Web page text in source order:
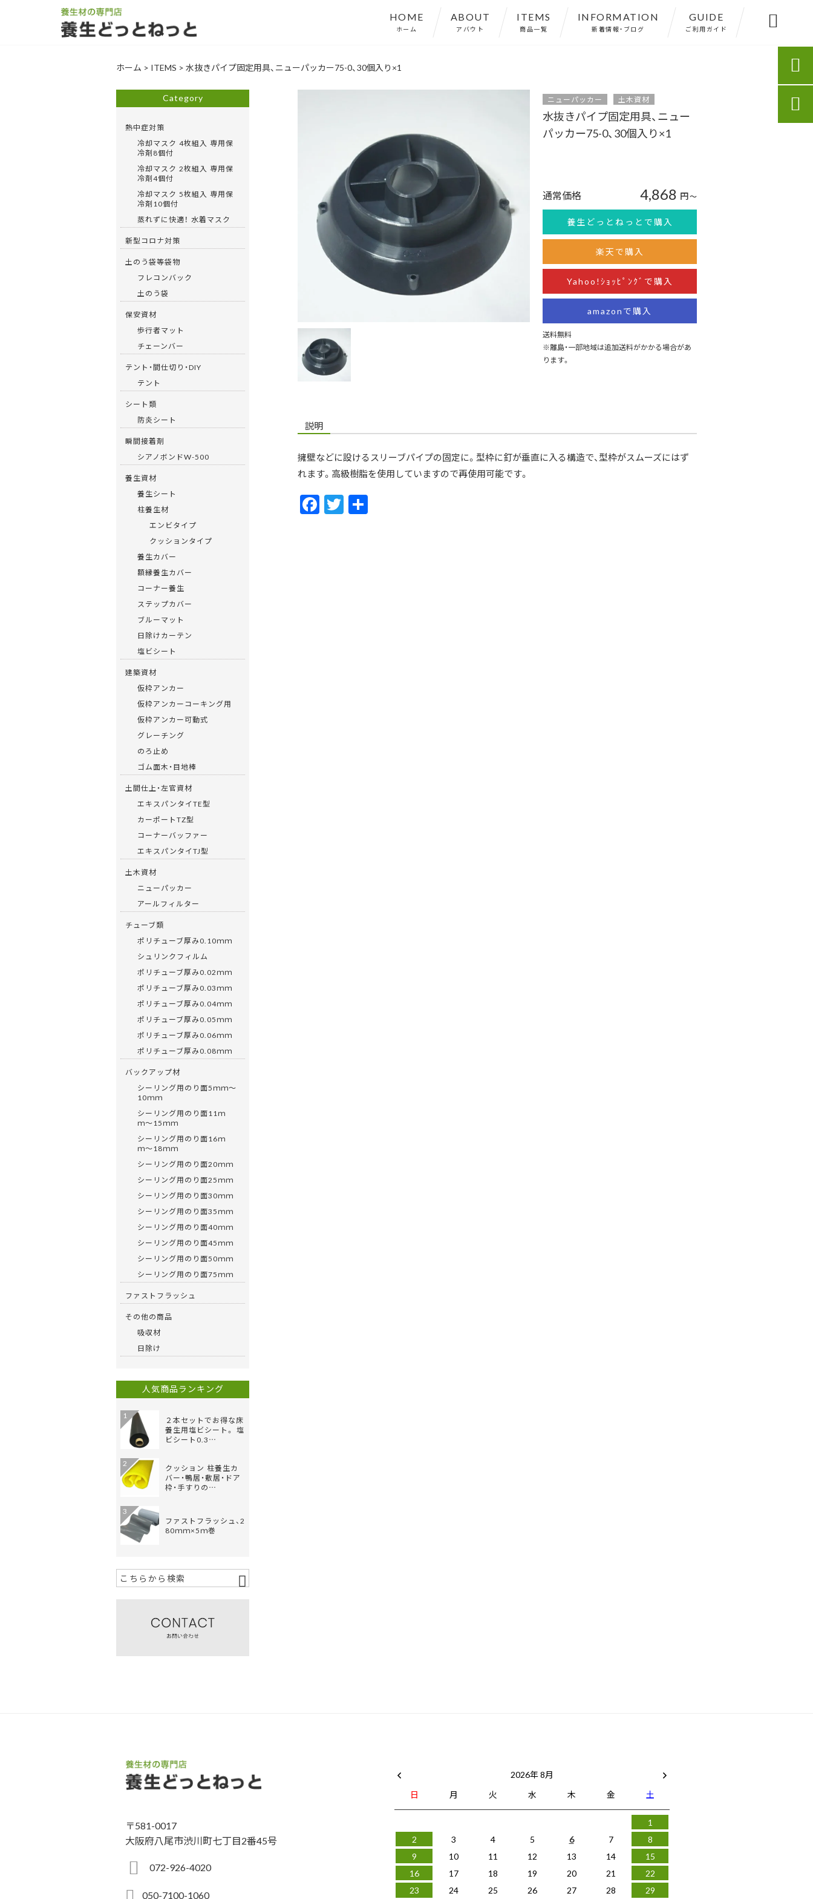
HOME
ホーム
ABOUT
アバウト
ITEMS
商品一覧
INFORMATION
新着情報・ブログ
GUIDE
ご利用ガイド 
ホーム > ITEMS > 水抜きパイプ固定用具、ニューパッカー75-0、30個入り×1
ニューパッカー 土木資材
水抜きパイプ固定用具、ニュー
パッカー75-0、30個入り×1
通常価格 4,868 円〜
養生どっとねっとで購入
楽天で購入
Yahoo!ｼｮｯﾋﾟﾝｸﾞで購入
amazonで購入
送料無料
※離島・一部地域は追加送料がかかる場合があ
ります。
説明
擁壁などに設けるスリーブパイプの固定に。型枠に釘が垂直に入る構造で、型枠がスムーズにはず
れます。高級樹脂を使用していますので再使用可能です。
F
ac
T
w
Category
熱中症対策
冷却マスク 4枚組入 専用保
冷剤8個付
冷却マスク 2枚組入 専用保
冷剤4個付
冷却マスク 5枚組入 専用保
冷剤10個付
蒸れずに快適！ 水着マスク
新型コロナ対策
土のう袋等袋物
フレコンバック
土のう袋
保安資材
歩行者マット
チェーンバー
テント・間仕切り・DIY
テント
シート類
防炎シート
瞬間接着剤
シアノボンドW-500
養生資材
養生シート
柱養生材
エンビタイプ
クッションタイプ
養生カバー
額縁養生カバー
コーナー養生
ステップカバー
ブルーマット
日除けカーテン
塩ビシート
建築資材
仮枠アンカー
仮枠アンカーコーキング用
仮枠アンカー可動式
グレーチング
のろ止め
ゴム面木・目地棒
土間仕上・左官資材
エキスパンタイTE型
カーポートTZ型
コーナーバッファー
エキスパンタイTJ型
土木資材
ニューパッカー
アールフィルター
チューブ類
ポリチューブ厚み0.10ｍｍ
シュリンクフィルム
ポリチューブ厚み0.02ｍｍ
ポリチューブ厚み0.03ｍｍ
ポリチューブ厚み0.04ｍｍ
ポリチューブ厚み0.05ｍｍ
ポリチューブ厚み0.06ｍｍ
ポリチューブ厚み0.08ｍｍ
バックアップ材
シーリング用のり面5ｍｍ〜
10ｍｍ
シーリング用のり面11ｍ
ｍ〜15ｍｍ
シーリング用のり面16ｍ
ｍ〜18ｍｍ
シーリング用のり面20ｍｍ
シーリング用のり面25ｍｍ
シーリング用のり面30ｍｍ
シーリング用のり面35ｍｍ
シーリング用のり面40ｍｍ
シーリング用のり面45ｍｍ
シーリング用のり面50ｍｍ
シーリング用のり面75ｍｍ
ファストフラッシュ
その他の商品
吸収材
日除け
人気商品ランキング
２本セットでお得な床
養生用塩ビシート。 塩
ビシート0.3…
1
クッション 柱養生カ
バー・鴨居・敷居・ドア
枠・手すりの…
2
ファストフラッシュ、2
80ｍｍ×5ｍ巻
3
〒581-0017
大阪府八尾市渋川町七丁目2番45号
072-926-4020
050-7100-1060
2026年 8月
日
月 火 水 木 金 土
1
2
3 4 5 6 7
8
9
10 11 12 13 14
15
16
17 18 19 20 21
22
23
24 25 26 27 28 29

